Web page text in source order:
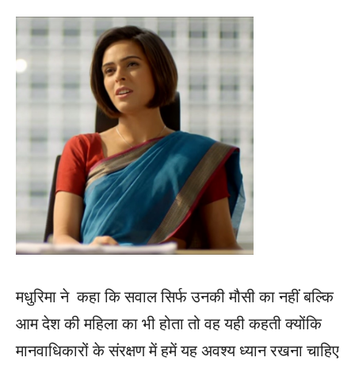
मधुरिमा ने कहा कि सवाल सिर्फ उनकी मौसी का नहीं बल्कि
आम देश की महिला का भी होता तो वह यही कहती क्योंकि
मानवाधिकारों के संरक्षण में हमें यह अवश्य ध्यान रखना चाहिए